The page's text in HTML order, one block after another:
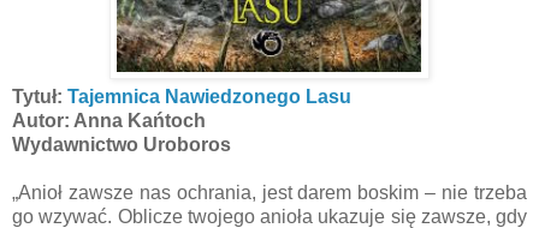
Tytuł: Tajemnica Nawiedzonego Lasu
Autor: Anna Kańtoch
Wydawnictwo Uroboros
„Anioł zawsze nas ochrania, jest darem boskim – nie trzeba
go wzywać. Oblicze twojego anioła ukazuje się zawsze, gdy